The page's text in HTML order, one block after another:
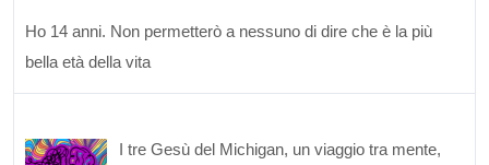
Ho 14 anni. Non permetterò a nessuno di dire che è la più
bella età della vita
I tre Gesù del Michigan, un viaggio tra mente,